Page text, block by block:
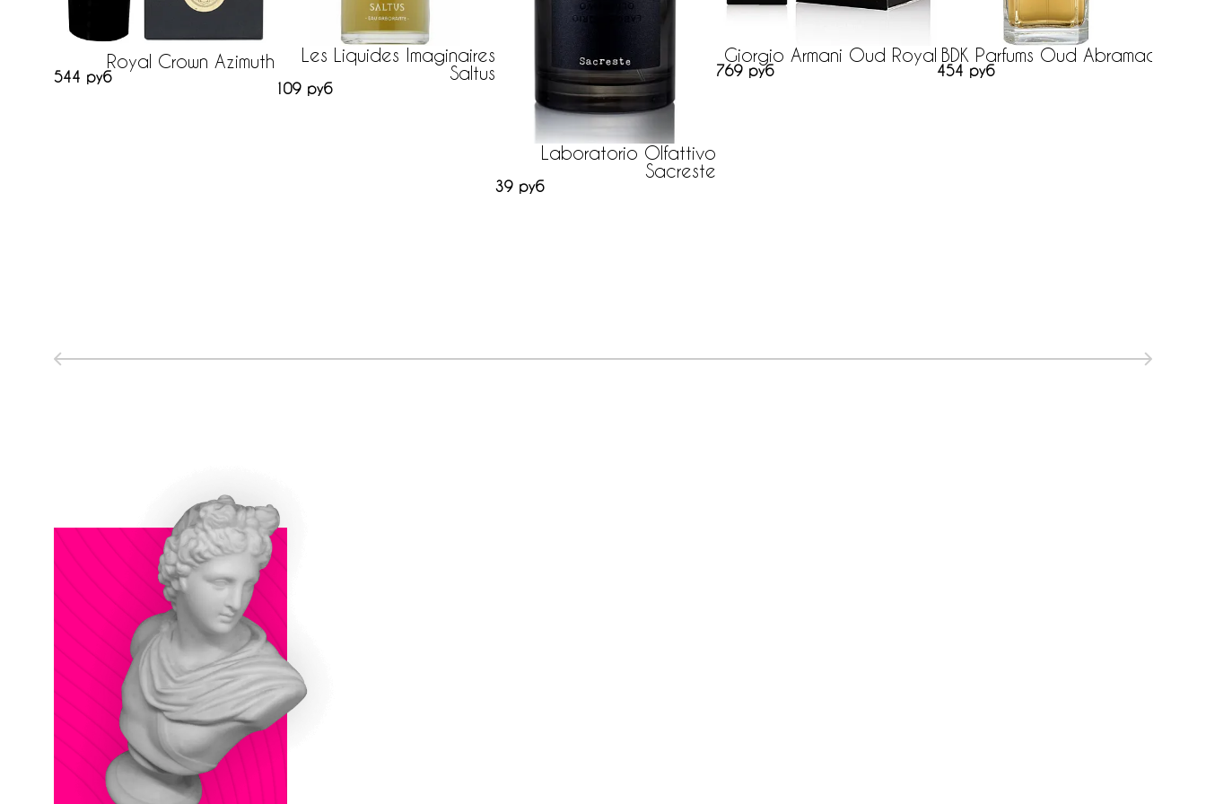
Royal Crown Azimuth
544 руб
Les Liquides Imaginaires
Saltus
109 руб
Laboratorio Olfattivo
Sacreste
39 руб
Giorgio Armani Oud Royal
769 руб
BDK Parfums Oud Abramad
454 руб